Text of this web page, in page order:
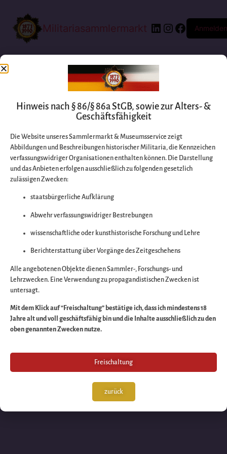
Militariasammlermarkt Anmelden
Entschuldigen Sie
bitte die
Wir arbeiten an
großartigen Sache
schauen Sie bald
wieder vorbei!
Hinweis nach § 86/§ 86a StGB, sowie zur Alters- &
Geschäftsfähigkeit
Die Website unseres Sammlermarkt & Museumsservice zeigt
Abbildungen und Beschreibungen historischer Militaria, die Kennzeichen
verfassungswidriger Organisationen enthalten können. Die Darstellung
und das Anbieten erfolgen ausschließlich zu folgenden gesetzlich
zulässigen Zwecken:
staatsbürgerliche Aufklärung
Abwehr verfassungswidriger Bestrebungen
wissenschaftliche oder kunsthistorische Forschung und Lehre
Berichterstattung über Vorgänge des Zeitgeschehens
Alle angebotenen Objekte dienen Sammler-, Forschungs- und
Lehrzwecken. Eine Verwendung zu propagandistischen Zwecken ist
untersagt.
Mit dem Klick auf “Freischaltung” bestätige ich, dass ich mindestens 18
Jahre alt und voll geschäftsfähig bin und die Inhalte ausschließlich zu den
oben genannten Zwecken nutze.
Freischaltung
zurück